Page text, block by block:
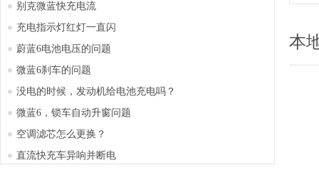
别克微蓝快充电流
充电指示灯红灯一直闪
蔚蓝6电池电压的问题
微蓝6刹车的问题
没电的时候，发动机给电池充电吗？
微蓝6，锁车自动升窗问题
空调滤芯怎么更换？
直流快充车异响并断电
本